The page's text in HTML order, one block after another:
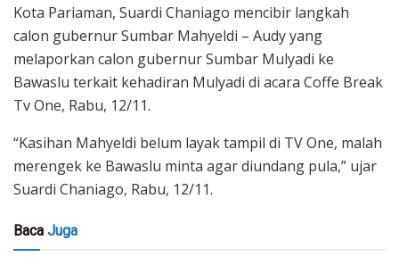
Kota Pariaman, Suardi Chaniago mencibir langkah
calon gubernur Sumbar Mahyeldi – Audy yang
melaporkan calon gubernur Sumbar Mulyadi ke
Bawaslu terkait kehadiran Mulyadi di acara Coffe Break
Tv One, Rabu, 12/11.
“Kasihan Mahyeldi belum layak tampil di TV One, malah
merengek ke Bawaslu minta agar diundang pula,” ujar
Suardi Chaniago, Rabu, 12/11.
Baca Juga